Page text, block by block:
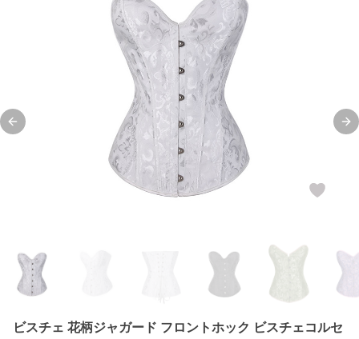
Previous slide
ビスチェ 花柄ジャガード フロントホック ビスチェコルセ